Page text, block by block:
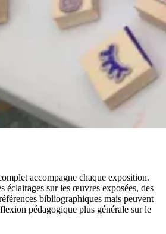
accompagne chaque exposition.
éclairages sur les œuvres exposées, des
bibliographiques mais peuvent
pédagogique plus générale sur le